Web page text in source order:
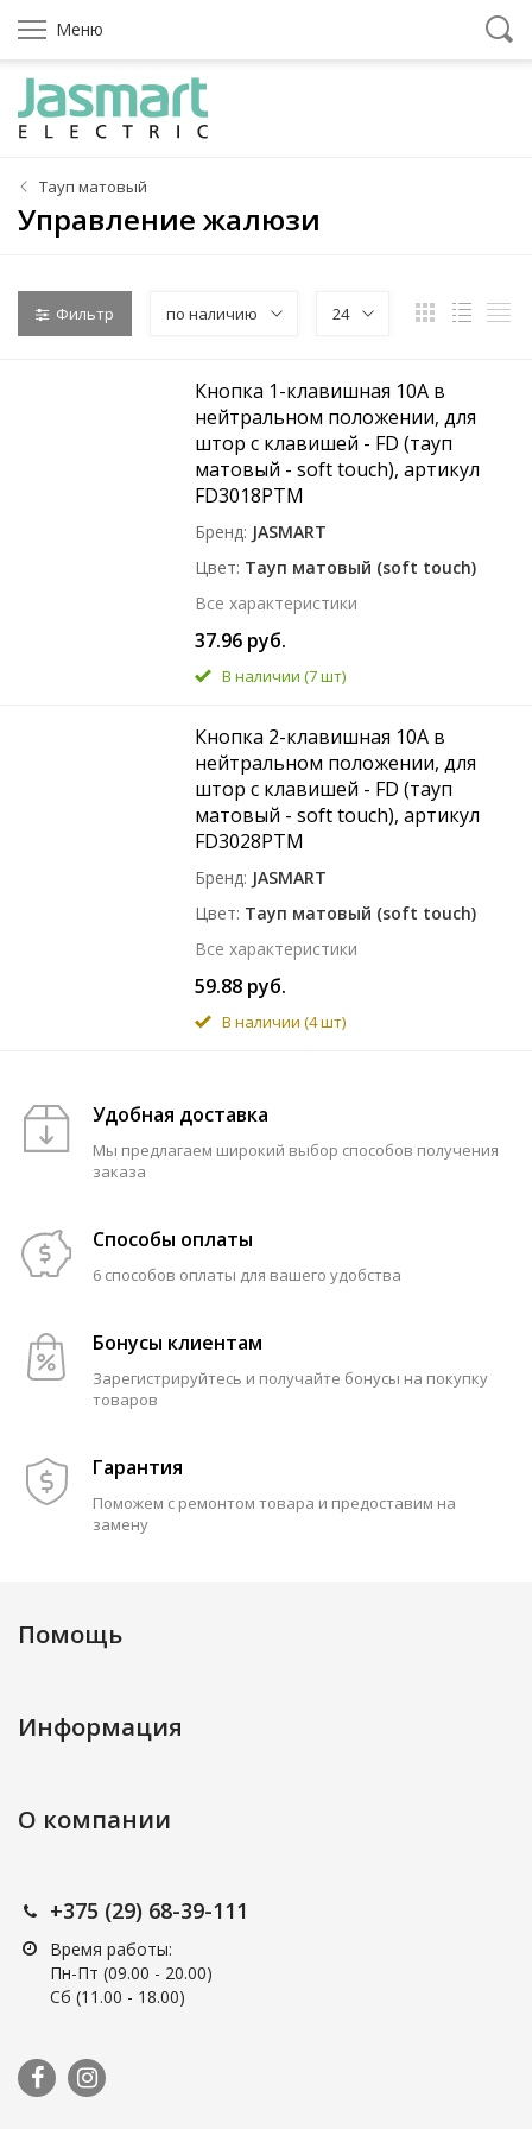
Меню
Тауп матовый
Управление жалюзи
Фильтр по наличию 24
Кнопка 1-клавишная 10A в
нейтральном положении, для
штор с клавишей - FD (тауп
матовый - soft touch), артикул
FD3018PTM
Бренд JASMART
Цвет Тауп матовый (soft touch)
Все характеристики
37.96 руб.
В наличии (7 шт)
Кнопка 2-клавишная 10A в
нейтральном положении, для
штор с клавишей - FD (тауп
матовый - soft touch), артикул
FD3028PTM
Бренд JASMART
Цвет Тауп матовый (soft touch)
Все характеристики
59.88 руб.
В наличии (4 шт)
Удобная доставка
Мы предлагаем широкий выбор способов получения
заказа
Способы оплаты
6 способов оплаты для вашего удобства
Бонусы клиентам
Зарегистрируйтесь и получайте бонусы на покупку
товаров
Гарантия
Поможем с ремонтом товара и предоставим на
замену
Помощь
Информация
О компании
+375 (29) 68-39-111
Время работы:
Пн-Пт (09.00 - 20.00)
Сб (11.00 - 18.00)